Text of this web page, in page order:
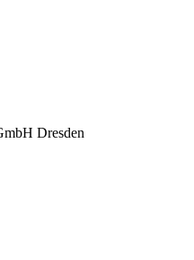
Dresden